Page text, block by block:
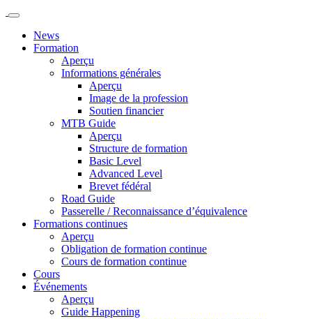
News
Formation
Aperçu
Informations générales
Aperçu
Image de la profession
Soutien financier
MTB Guide
Aperçu
Structure de formation
Basic Level
Advanced Level
Brevet fédéral
Road Guide
Passerelle / Reconnaissance d’équivalence
Formations continues
Aperçu
Obligation de formation continue
Cours de formation continue
Cours
Événements
Aperçu
Guide Happening